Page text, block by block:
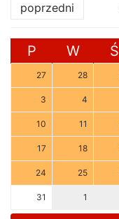
poprzedni
P W Ś
27 28
3 4
10 11
17 18
24 25
31 1